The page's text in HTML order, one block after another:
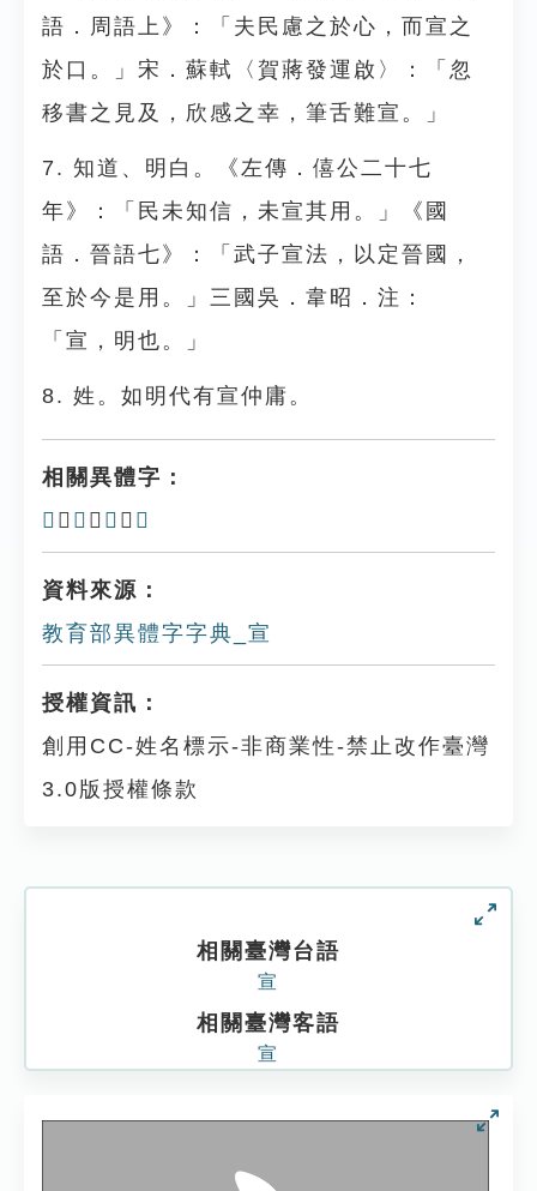
語．周語上》：「夫民慮之於心，而宣之
於口。」宋．蘇軾〈賀蔣發運啟〉：「忽
移書之見及，欣感之幸，筆舌難宣。」
7. 知道、明白。《左傳．僖公二十七
年》：「民未知信，未宣其用。」《國
語．晉語七》：「武子宣法，以定晉國，
至於今是用。」三國吳．韋昭．注：
「宣，明也。」
8. 姓。如明代有宣仲庸。
相關異體字：
𡨈 、 𡪏 、 𠖚 、 𡩦
資料來源：
教育部異體字字典_宣
授權資訊：
創用CC-姓名標示-非商業性-禁止改作臺灣
3.0版授權條款
相關臺灣台語
宣
相關臺灣客語
宣